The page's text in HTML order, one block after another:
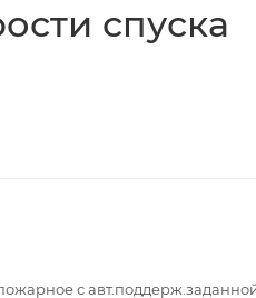
спуска
с